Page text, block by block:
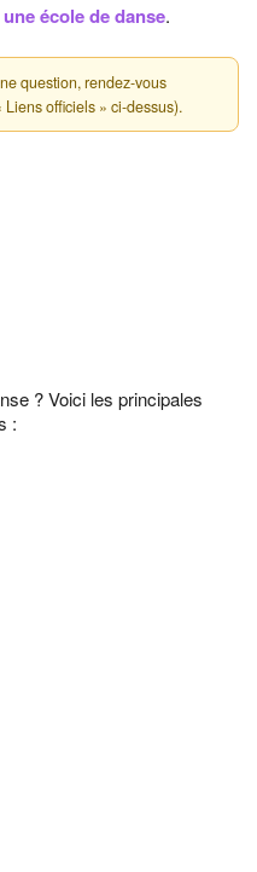
école de danse.
question, rendez-vous
officiels » ci-dessus).
? Voici les principales
: